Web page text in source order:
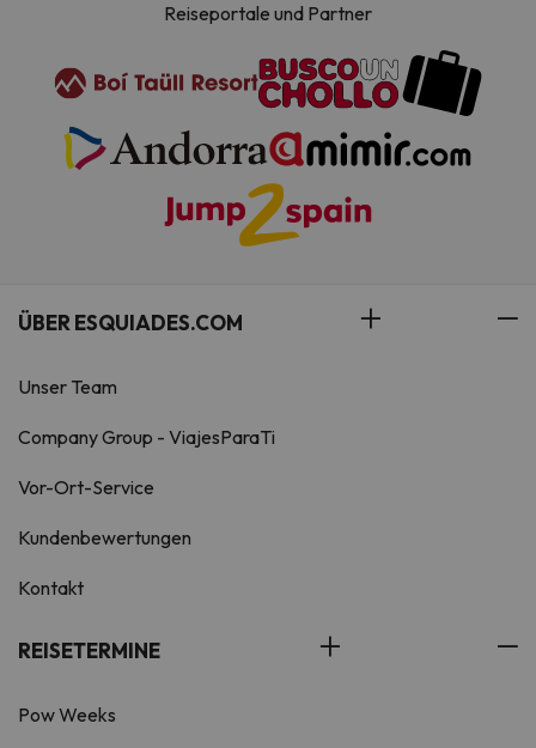
Reiseportale und Partner
ÜBER ESQUIADES.COM
Unser Team
Company Group - ViajesParaTi
Vor-Ort-Service
Kundenbewertungen
Kontakt
REISETERMINE
Pow Weeks